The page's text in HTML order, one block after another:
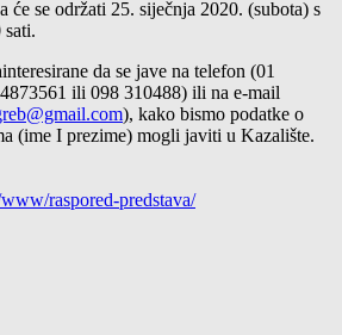
se održati 25. siječnja 2020. (subota) s
sati.
da se jave na telefon (01
ili 098 310488) ili na e-mail
), kako bismo podatke o
(ime I prezime) mogli javiti u Kazalište.
raspored-predstava/